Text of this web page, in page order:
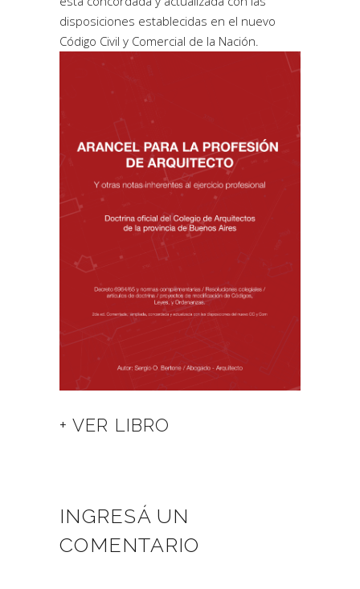
disposiciones establecidas en el nuevo
Código Civil y Comercial de la Nación.
+ VER LIBRO
INGRESÁ UN
COMENTARIO